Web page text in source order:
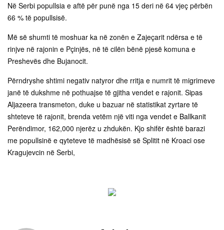
Në Serbi popullsia e aftë për punë nga 15 deri në 64 vjeç përbën
66 % të popullsisë.
Më së shumti të moshuar ka në zonën e Zajeçarit ndërsa e të
rinjve në rajonin e Pçinjës, në të cilën bënë pjesë komuna e
Preshevës dhe Bujanocit.
Përndryshe shtimi negativ natyror dhe rritja e numrit të migrimeve
janë të dukshme në pothuajse të gjitha vendet e rajonit. Sipas
Aljazeera transmeton, duke u bazuar në statistikat zyrtare të
shteteve të rajonit, brenda vetëm një viti nga vendet e Ballkanit
Perëndimor, 162,000 njerëz u zhdukën. Kjo shifër është barazi
me popullsinë e qyteteve të madhësisë së Splitit në Kroaci ose
Kragujevcin në Serbi,